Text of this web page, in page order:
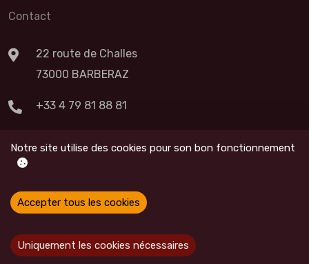
Notre site utilise des cookies pour son bon fonctionnement
Accepter tous les cookies
Uniquement les cookies nécessaires
Contact
22 route de Challes
73000 BARBERAZ
+33 4 79 81 88 81